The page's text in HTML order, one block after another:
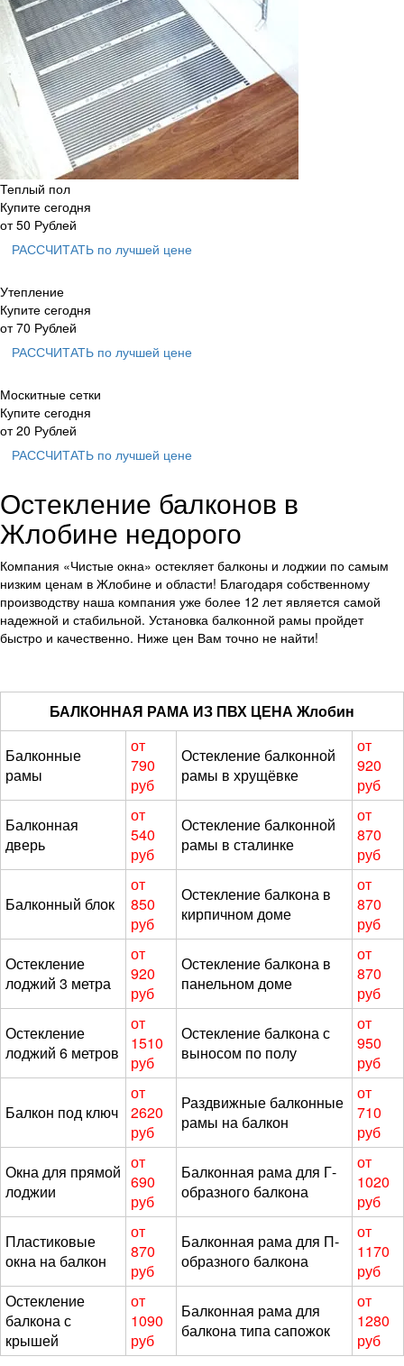
Теплый пол
Купите сегодня
от50 Рублей
РАССЧИТАТЬ по лучшей цене
Утепление
Купите сегодня
от70 Рублей
РАССЧИТАТЬ по лучшей цене
Москитные сетки
Купите сегодня
от20 Рублей
РАССЧИТАТЬ по лучшей цене
Остекление балконов в
Жлобине недорого
Компания «Чистые окна» остекляет балконы и лоджии по самым
низким ценам в Жлобине и области! Благодаря собственному
производству наша компания уже более 12 лет является самой
надежной и стабильной. Установка балконной рамы пройдет
быстро и качественно. Ниже цен Вам точно не найти!
БАЛКОННАЯ РАМА ИЗ ПВХ ЦЕНА Жлобин
Балконные
рамы
от
790
руб
Остекление балконной
рамы в хрущёвке
от
920
руб
Балконная
дверь
от
540
руб
Остекление балконной
рамы в сталинке
от
870
руб
Балконный блок
от
850
руб
Остекление балкона в
кирпичном доме
от
870
руб
Остекление
лоджий 3 метра
от
920
руб
Остекление балкона в
панельном доме
от
870
руб
Остекление
лоджий 6 метров
от
1510
руб
Остекление балкона с
выносом по полу
от
950
руб
Балкон под ключ
от
2620
руб
Раздвижные балконные
рамы на балкон
от
710
руб
Окна для прямой
лоджии
от
690
руб
Балконная рама для Г-
образного балкона
от
1020
руб
Пластиковые
окна на балкон
от
870
руб
Балконная рама для П-
образного балкона
от
1170
руб
Остекление
балкона с
крышей
от
1090
руб
Балконная рама для
балкона типа сапожок
от
1280
руб